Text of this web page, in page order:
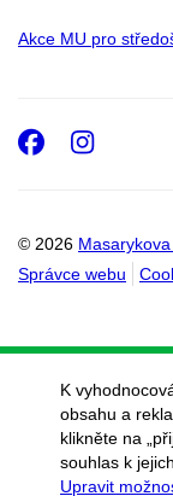
Akce MU pro
© 2026
Správce webu
K
obsahu a
klikněte na
souhlas k
Upravit